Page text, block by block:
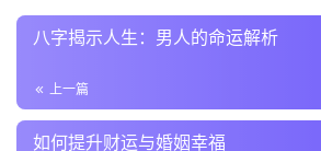
八字揭示人生：男人的命运解析
上一篇
如何提升财运与婚姻幸福